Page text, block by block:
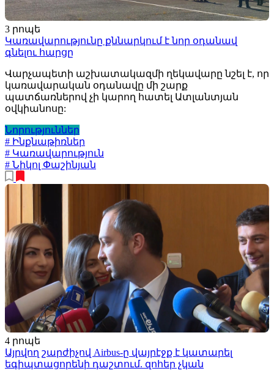
3 րոպե
Կառավարությունը քննարկում է նոր օդանավ
գնելու հարցը
Վարչապետի աշխատակազմի ղեկավարը նշել է, որ
կառավարական օդանավը մի շարք
պատճառներով չի կարող հատել Ատլանտյան
օվկիանոսը:
Նորություններ
# Ինքնաթիռներ
# Կառավարություն
# Նիկոլ Փաշինյան
4 րոպե
Այրվող շարժիչով Airbus-ը վայրէջք է կատարել
եգիպտացորենի դաշտում. զոհեր չկան